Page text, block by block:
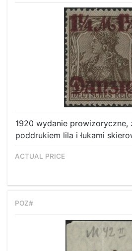
1920 wydanie prowizoryczne,
poddrukiem lila i łukami